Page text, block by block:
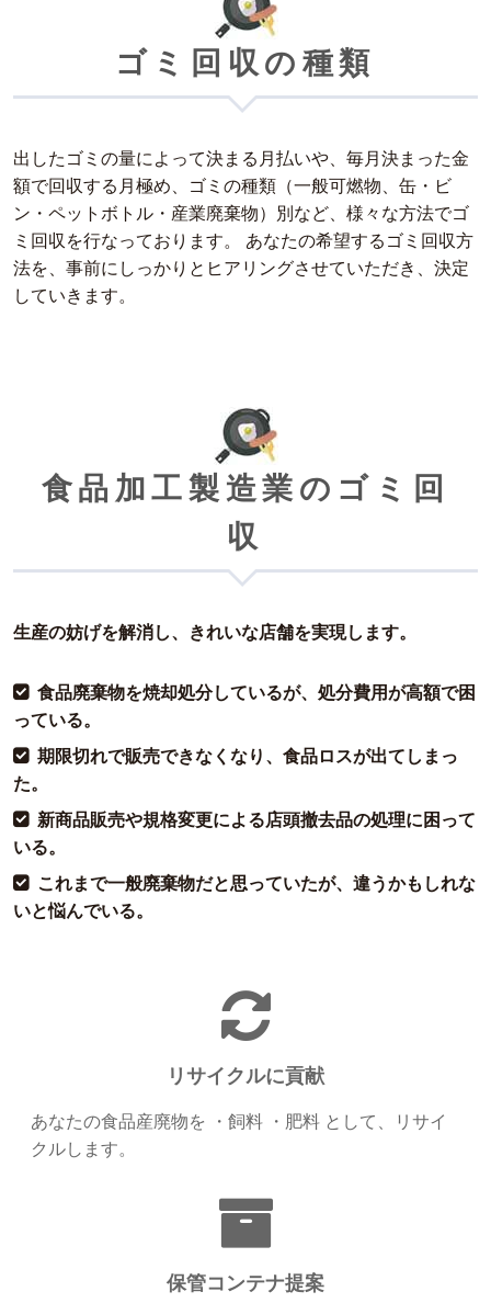
ゴミ回収の種類
出したゴミの量によって決まる月払いや、毎月決まった金
額で回収する月極め、ゴミの種類（一般可燃物、缶・ビ
ン・ペットボトル・産業廃棄物）別など、様々な方法でゴ
ミ回収を行なっております。 あなたの希望するゴミ回収方
法を、事前にしっかりとヒアリングさせていただき、決定
していきます。
食品加工製造業のゴミ回
収
生産の妨げを解消し、きれいな店舗を実現します。
食品廃棄物を焼却処分しているが、処分費用が高額で困
っている。
期限切れで販売できなくなり、食品ロスが出てしまっ
た。
新商品販売や規格変更による店頭撤去品の処理に困って
いる。
これまで一般廃棄物だと思っていたが、違うかもしれな
いと悩んでいる。
リサイクルに貢献
あなたの食品産廃物を ・飼料 ・肥料 として、リサイ
クルします。
保管コンテナ提案